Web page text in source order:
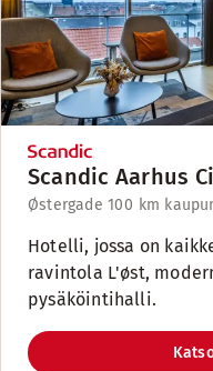
Scandic Aarhus
Østergade 100 km
Hotelli, jossa on
ravintola L'øst,
pysäköintihalli.